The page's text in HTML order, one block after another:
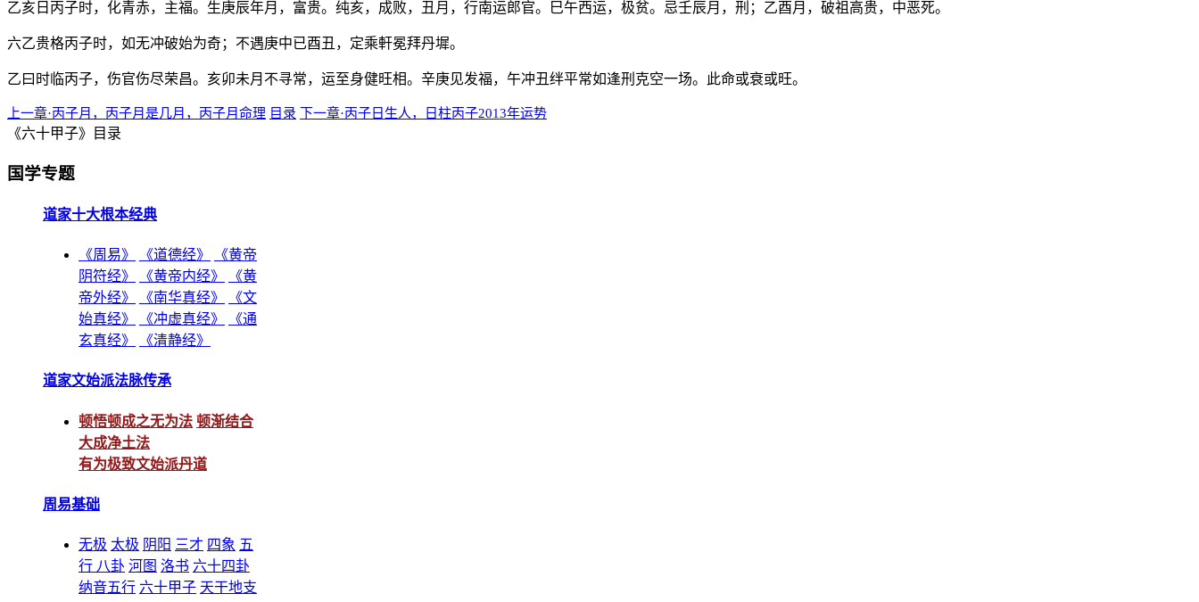
乙亥日丙子时，化青赤，主福。生庚辰年月，富贵。纯亥，成败，丑月，行南运郎官。巳午西运，极贫。忌壬辰月，刑；乙酉月，破祖高贵，中恶死。
六乙贵格丙子时，如无冲破始为奇；不遇庚中已酉丑，定乘軒冕拜丹墀。
乙曰时临丙子，伤官伤尽荣昌。亥卯未月不寻常，运至身健旺相。辛庚见发福，午冲丑绊平常如逢刑克空一场。此命或衰或旺。
上一章·丙子月，丙子月是几月，丙子月命理 目录 下一章·丙子日生人，日柱丙子2013年运势
《六十甲子》目录
国学专题
道家十大根本经典
《周易》 《道德经》
《黄帝
阴符经》
《黄帝内经》
《黄
帝外经》
《南华真经》
《文
始真经》
《冲虚真经》
《通
玄真经》
《清静经》
道家文始派法脉传承
顿悟顿成之无为法 顿渐结合
大成净土法
有为极致文始派丹道
周易基础
无极 太极 阴阳 三才 四象 五
行 八卦 河图 洛书 六十四卦
纳音五行 六十甲子 天干地支